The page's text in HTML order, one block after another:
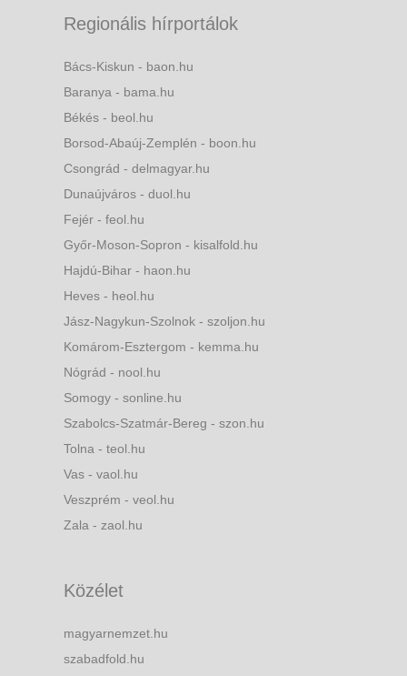
Regionális hírportálok
Bács-Kiskun - baon.hu
Baranya - bama.hu
Békés - beol.hu
Borsod-Abaúj-Zemplén - boon.hu
Csongrád - delmagyar.hu
Dunaújváros - duol.hu
Fejér - feol.hu
Győr-Moson-Sopron - kisalfold.hu
Hajdú-Bihar - haon.hu
Heves - heol.hu
Jász-Nagykun-Szolnok - szoljon.hu
Komárom-Esztergom - kemma.hu
Nógrád - nool.hu
Somogy - sonline.hu
Szabolcs-Szatmár-Bereg - szon.hu
Tolna - teol.hu
Vas - vaol.hu
Veszprém - veol.hu
Zala - zaol.hu
Közélet
magyarnemzet.hu
szabadfold.hu